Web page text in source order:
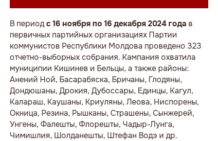
В периодс 16 ноября по 16 декабря 2024 года в
первичных партийных организациях Партии
коммунистов Республики Молдова проведено 323
отчетно-выборных собрания. Кампания охватила
муниципии Кишинев и Бельцы, а также районы:
Анений Ной, Басарабяска, Бричаны, Глодяны,
Дондюшаны, Дрокия, Дубоссары, Единцы, Кагул,
Калараш, Каушаны, Криуляны, Леова, Ниспорены,
Окница, Резина, Рышканы, Страшены, Сынжерей,
Унгены, Фалешты, Флорешты, Чадыр-Лунга,
Чимишлия, Шолданешты, Штефан Водэ и др.